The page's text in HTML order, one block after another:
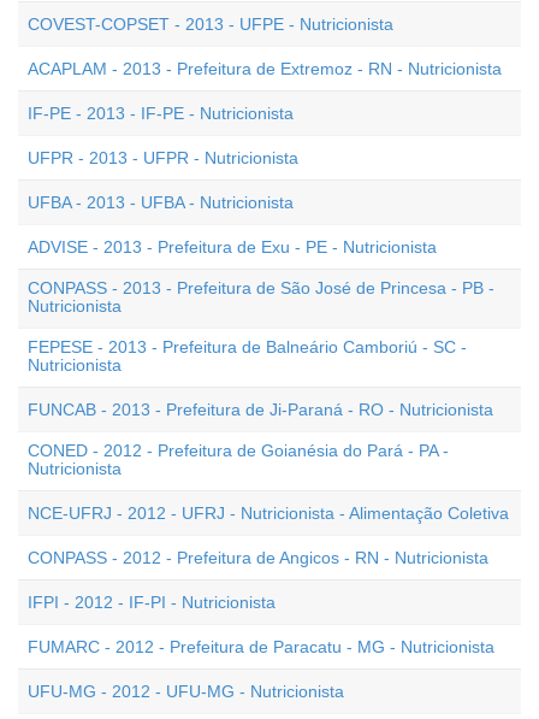
COVEST-COPSET - 2013 - UFPE - Nutricionista
ACAPLAM - 2013 - Prefeitura de Extremoz - RN - Nutricionista
IF-PE - 2013 - IF-PE - Nutricionista
UFPR - 2013 - UFPR - Nutricionista
UFBA - 2013 - UFBA - Nutricionista
ADVISE - 2013 - Prefeitura de Exu - PE - Nutricionista
CONPASS - 2013 - Prefeitura de São José de Princesa - PB -
Nutricionista
FEPESE - 2013 - Prefeitura de Balneário Camboriú - SC -
Nutricionista
FUNCAB - 2013 - Prefeitura de Ji-Paraná - RO - Nutricionista
CONED - 2012 - Prefeitura de Goianésia do Pará - PA -
Nutricionista
NCE-UFRJ - 2012 - UFRJ - Nutricionista - Alimentação Coletiva
CONPASS - 2012 - Prefeitura de Angicos - RN - Nutricionista
IFPI - 2012 - IF-PI - Nutricionista
FUMARC - 2012 - Prefeitura de Paracatu - MG - Nutricionista
UFU-MG - 2012 - UFU-MG - Nutricionista